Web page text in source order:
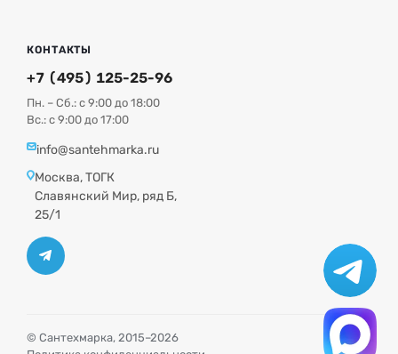
КОНТАКТЫ
+7 (495) 125-25-96
Пн. – Сб.: с 9:00 до 18:00
Вс.: с 9:00 до 17:00
info@santehmarka.ru
Москва, ТОГК
Славянский Мир, ряд Б,
25/1
© Сантехмарка, 2015–2026